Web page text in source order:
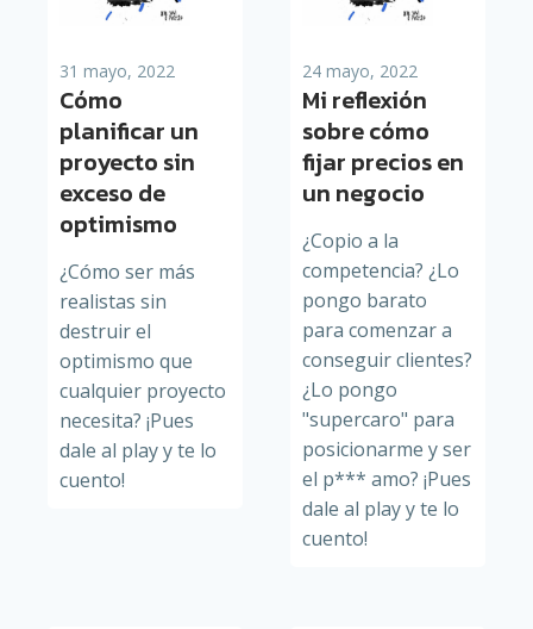
31 mayo, 2022
Cómo
planificar un
proyecto sin
exceso de
optimismo
¿Cómo ser más
realistas sin
destruir el
optimismo que
cualquier proyecto
necesita? ¡Pues
dale al play y te lo
cuento!
24 mayo, 2022
Mi reflexión
sobre cómo
fijar precios en
un negocio
¿Copio a la
competencia? ¿Lo
pongo barato
para comenzar a
conseguir clientes?
¿Lo pongo
"supercaro" para
posicionarme y ser
el p*** amo? ¡Pues
dale al play y te lo
cuento!